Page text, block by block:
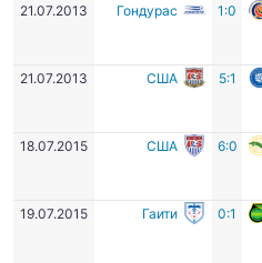
21.07.2013 Гондурас 1:0
21.07.2013
США 5:1
18.07.2015
США 6:0
19.07.2015
Гаити 0:1